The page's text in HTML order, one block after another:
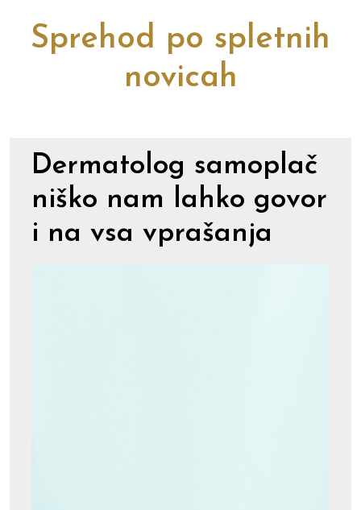
Sprehod po spletnih
novicah
Dermatolog samoplač
niško nam lahko govor
i na vsa vprašanja